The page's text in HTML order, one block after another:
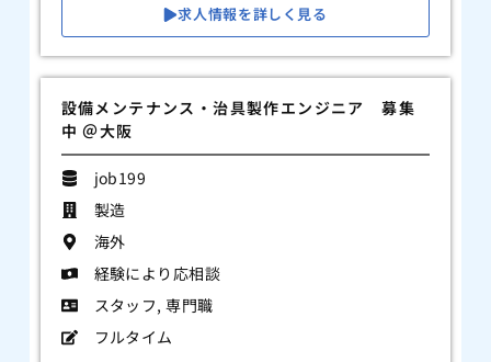
求人情報を詳しく見る
設備メンテナンス・治具製作エンジニア 募集
中 ＠大阪
job199
製造
海外
経験により応相談
スタッフ,専門職
フルタイム